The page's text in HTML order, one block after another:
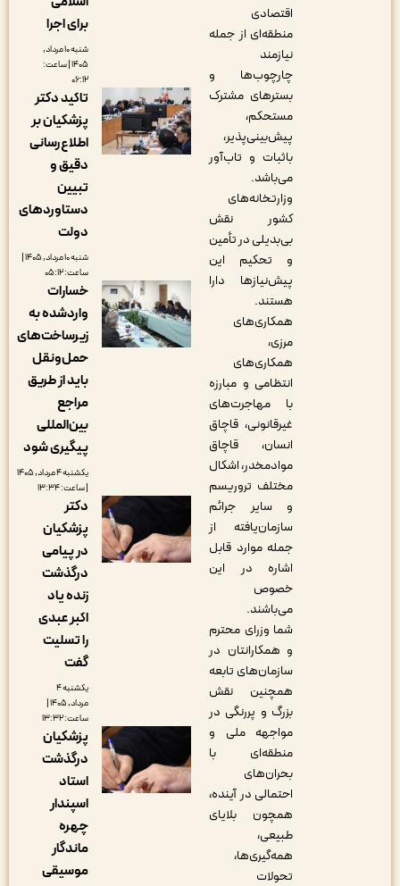
اقتصادی
منطقه‌ای از جمله
چارچوب‌ها و
بسترهای مشترک
مستحکم،
پیش‌بینی‌پذیر،
باثبات و تاب‌آور
می‌باشد.
وزارتخانه‌های
کشور نقش
بی‌بدیلی در تأمین
و تحکیم این
پیش‌نیازها دارا
همکاری‌های
همکاری‌های
انتظامی و مبارزه
با مهاجرت‌های
غیرقانونی، قاچاق
انسان، قاچاق
موادمخدر، اشکال
مختلف تروریسم
و سایر جرائم
سازمان‌یافته از
جمله موارد قابل
اشاره در این
می‌باشند.
شما وزرای محترم
و همکارانتان در
سازمان‌های تابعه
همچنین نقش
بزرگ و پررنگی در
مواجهه ملی و
منطقه‌ای با
بحران‌های
احتمالی در آینده،
همچون بلایای
همه‌گیری‌ها،
برای اجرا
شنبه ۱۰ مرداد,
۱۴۰۵ | ساعت:
تاکید دکتر
پزشکیان بر
اطلاع‌رسانی
دستاوردهای
شنبه ۱۰ مرداد, ۱۴۰۵ |
خسارات
واردشده به
زیرساخت‌های
حمل‌ونقل
باید از طریق
بین‌المللی
پیگیری شود
یکشنبه ۴ مرداد, ۱۴۰۵
دکتر
پزشکیان
در پیامی
درگذشت
زنده یاد
اکبر عبدی
را تسلیت
مرداد, ۱۴۰۵ |
پزشکیان
درگذشت
استاد
موسیقی